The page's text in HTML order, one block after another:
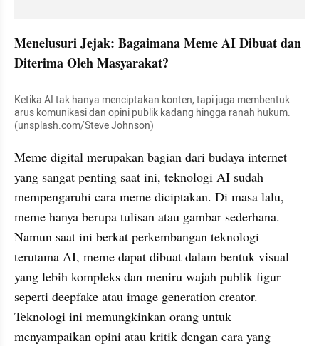
Menelusuri Jejak: Bagaimana Meme AI Dibuat dan
Diterima Oleh Masyarakat?
Ketika AI tak hanya menciptakan konten, tapi juga membentuk
arus komunikasi dan opini publik kadang hingga ranah hukum.
(unsplash.com/Steve Johnson)
Meme digital merupakan bagian dari budaya internet
yang sangat penting saat ini, teknologi AI sudah
mempengaruhi cara meme diciptakan. Di masa lalu,
meme hanya berupa tulisan atau gambar sederhana.
Namun saat ini berkat perkembangan teknologi
terutama AI, meme dapat dibuat dalam bentuk visual
yang lebih kompleks dan meniru wajah publik figur
seperti deepfake atau image generation creator.
Teknologi ini memungkinkan orang untuk
menyampaikan opini atau kritik dengan cara yang